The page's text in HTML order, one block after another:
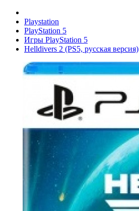
Playstation
PlayStation 5
Игры PlayStation 5
Helldivers 2 (PS5, русская версия)